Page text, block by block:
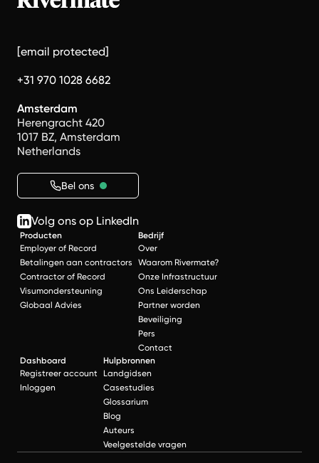
[email protected]
+31 970 1028 6682
Amsterdam
Herengracht 420
1017 BZ, Amsterdam
Netherlands
Bel ons
Volg ons op LinkedIn
Producten
Employer of Record
Betalingen aan contractors
Contractor of Record
Visumondersteuning
Globaal Advies
Bedrijf
Over
Waarom Rivermate?
Onze Infrastructuur
Ons Leiderschap
Partner worden
Beveiliging
Pers
Contact
Dashboard
Registreer account
Inloggen
Hulpbronnen
Landgidsen
Casestudies
Glossarium
Blog
Auteurs
Veelgestelde vragen